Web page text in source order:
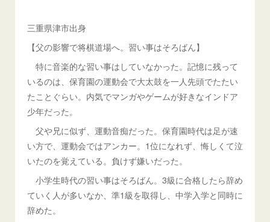
三重県津市出身
【父の影響で将棋道場へ。習い事はそろばん】
特に音楽的な習い事はしていなかった。記憶に残って
いるのは、保育園の運動会で大太鼓を一人先頭でたたい
たことぐらい。内気でマンガやゲームが好きなインドア
少年だった。
父や兄に似ず、運動音痴だった。保育園時代は足が速
い方で、運動会ではアンカー。1位になれず、悔しくて泣
いたのを覚えている。負けず嫌いだった。
小学生時代の習い事はそろばん。3級に合格したら辞め
ていく人が多いなか、準1級を取得し、中学入学と同時に
辞めた。